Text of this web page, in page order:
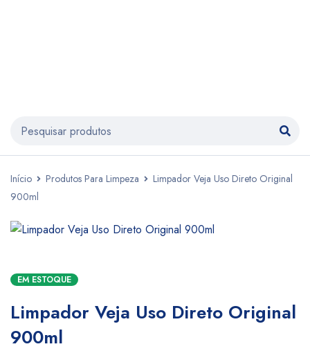
Início Produtos Para Limpeza
Limpador Veja Uso Direto Original
900ml
EM ESTOQUE
Limpador Veja Uso Direto Original
900ml